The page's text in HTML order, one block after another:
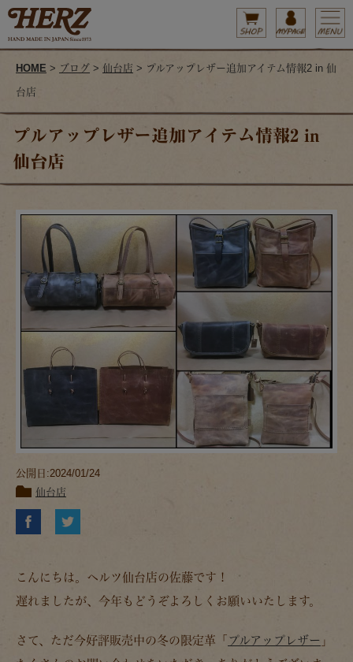
HOME > ブログ > 仙台店 > プルアップレザー追加アイテム情報2 in 仙
台店
プルアップレザー追加アイテム情報2 in
仙台店
公開日:2024/01/24
仙台店
こんにちは。ヘルツ仙台店の佐藤です！
遅れましたが、今年もどうぞよろしくお願いいたします。
さて、ただ今好評販売中の冬の限定革「 プルアップレザー 」